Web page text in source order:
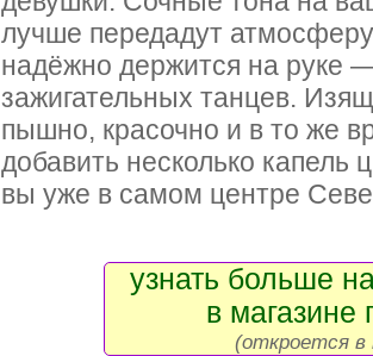
лучше передадут
надёжно держится на руке
зажигательных танцев.
пышно, красочно и в то же
добавить несколько капель
вы уже в самом центре
узнать больше
в магазине
(откроется в